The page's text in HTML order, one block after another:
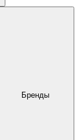
Бренды